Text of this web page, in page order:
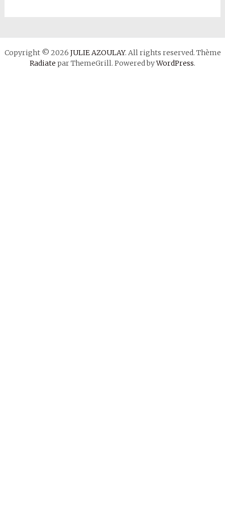
Copyright © 2026 JULIE AZOULAY. All rights reserved. Thème
Radiate par ThemeGrill. Powered byWordPress.